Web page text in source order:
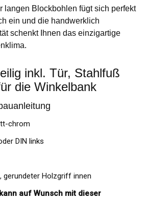
langen Blockbohlen fügt sich perfekt
ein und die handwerklich
schenkt Ihnen das einzigartige
inkl. Tür, Stahlfuß
die Winkelbank
chrom
DIN links
gerundeter Holzgriff innen
auf Wunsch mit dieser